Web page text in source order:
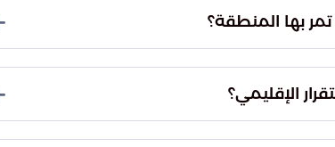
تمر بها المنطقة؟
عدم الانزلاق نحو مواجهات جديدة،
الاستقرار.
الإقليمي؟